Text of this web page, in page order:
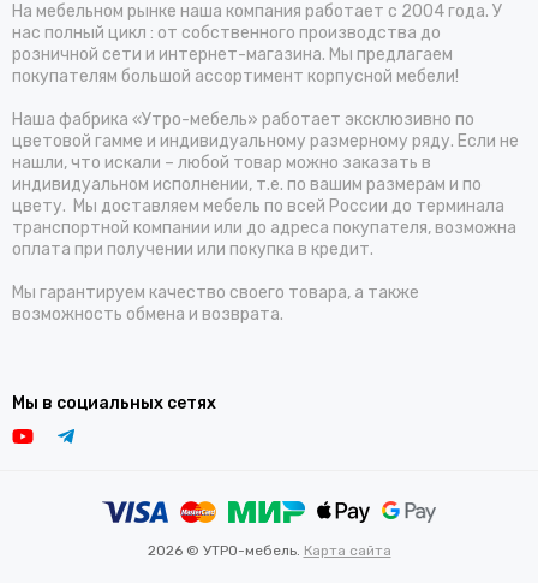
На мебельном рынке наша компания работает с 2004 года. У
нас полный цикл : от собственного производства до
розничной сети и интернет-магазина. Мы предлагаем
покупателям большой ассортимент корпусной мебели!
Наша фабрика «Утро-мебель» работает эксклюзивно по
цветовой гамме и индивидуальному размерному ряду. Если не
нашли, что искали – любой товар можно заказать в
индивидуальном исполнении, т.е. по вашим размерам и по
цвету. Мы доставляем мебель по всей России до терминала
транспортной компании или до адреса покупателя, возможна
оплата при получении или покупка в кредит.
Мы гарантируем качество своего товара, а также
возможность обмена и возврата.
Мы в социальных сетях
2026 © УТРО-мебель. Карта сайта